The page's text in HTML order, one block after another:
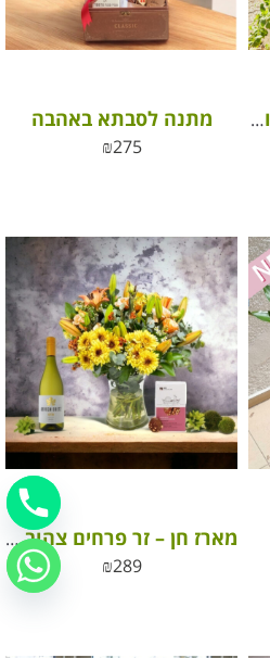
זר שוקולדים ובלון “אני אוהב/ת אותך” – מתנה מושלמת ליום האהבה
מתנה לסבתא באהבה
₪275
מארז חן – זר פרחים צהוב, פרלינים ויין לבן
₪289